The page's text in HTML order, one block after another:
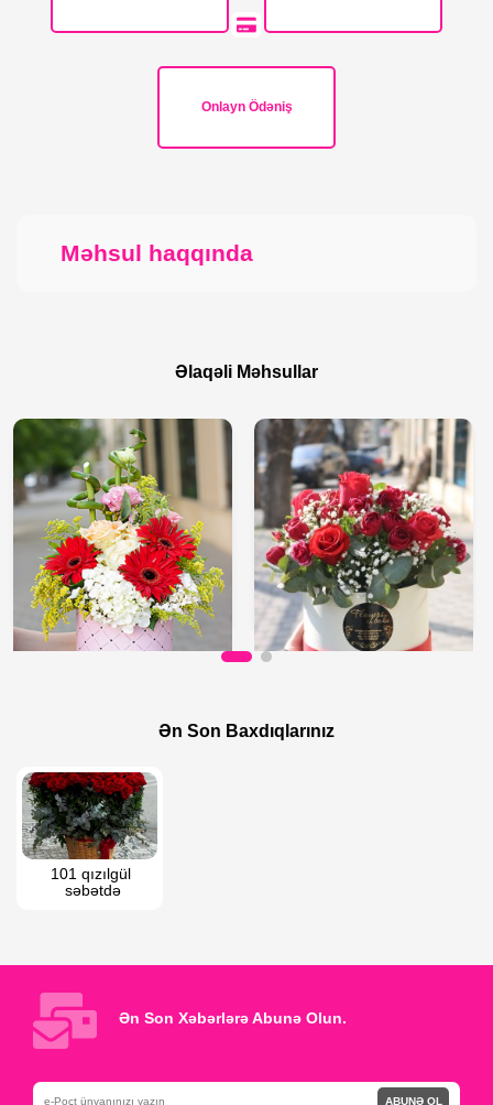
Onlayn Ödəniş
Məhsul haqqında
Əlaqəli Məhsullar
Qutuda Gerber və Qızılgül
Ən Son Baxdıqlarınız
101 qızılgül
səbətdə
Ən Son Xəbərlərə Abunə Olun.
ABUNƏ OL